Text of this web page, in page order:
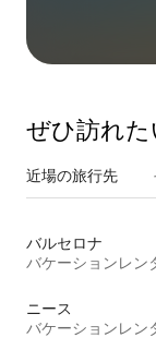
ぜひ訪⁠れ⁠
近場の旅行先
バルセロナ
バケーションレン
ニース
バケーションレン